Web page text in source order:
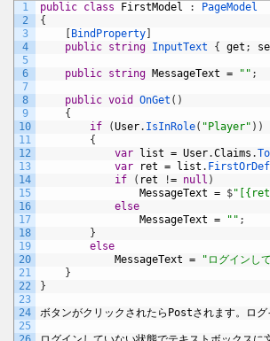
1
2
3
4
5
6
7
8
9
10
11
12
13
14
15
16
17
18
19
20
21
22
23
24
25
public class FirstModel :
PageModel
{
BindProperty
public string InputText { get ;
public string MessageText = "" ;
public void OnGet ( )
{
if
(User. IsInRole( "Player" ) )
{
var
list = User.Claims .
var
ret = list .
if
( ret != null )
MessageText = $
else
MessageText = "" ;
}
else
MessageText = "ログインし
}
}
ボタンがクリックされたら Postされます。ロ